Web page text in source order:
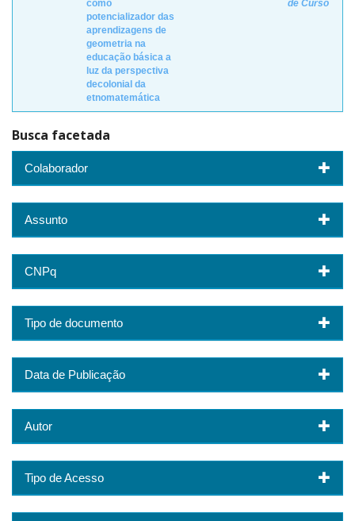
como
potencializador das
aprendizagens de
geometria na
educação básica a
luz da perspectiva
decolonial da
etnomatemática
de Curso
Busca facetada
Colaborador
Assunto
CNPq
Tipo de documento
Data de Publicação
Autor
Tipo de Acesso